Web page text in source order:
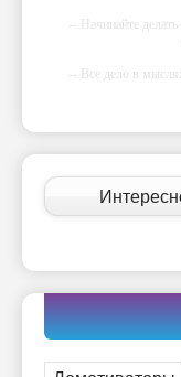
-- Начинайте
-- Все дело в
-- Самое большое
глупость. Из